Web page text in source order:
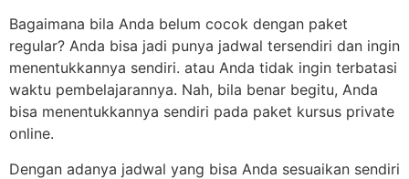
Bagaimana bila Anda belum cocok dengan paket
regular? Anda bisa jadi punya jadwal tersendiri dan ingin
menentukkannya sendiri. atau Anda tidak ingin terbatasi
waktu pembelajarannya. Nah, bila benar begitu, Anda
bisa menentukkannya sendiri pada paket kursus private
online.
Dengan adanya jadwal yang bisa Anda sesuaikan sendiri